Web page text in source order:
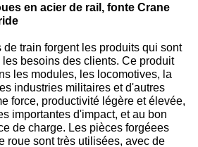
en acier de rail, fonte Crane
train forgent les produits qui sont
besoins des clients. Ce produit
les modules, les locomotives, la
industries militaires et d'autres
force, productivité légère et élevée,
importantes d'impact, et au bon
de charge. Les pièces forgéees
roue sont très utilisées, avec de